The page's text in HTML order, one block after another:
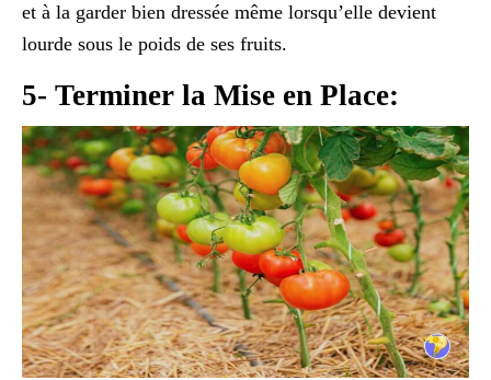
et à la garder bien dressée même lorsqu’elle devient
lourde sous le poids de ses fruits.
5- Terminer la Mise en Place: